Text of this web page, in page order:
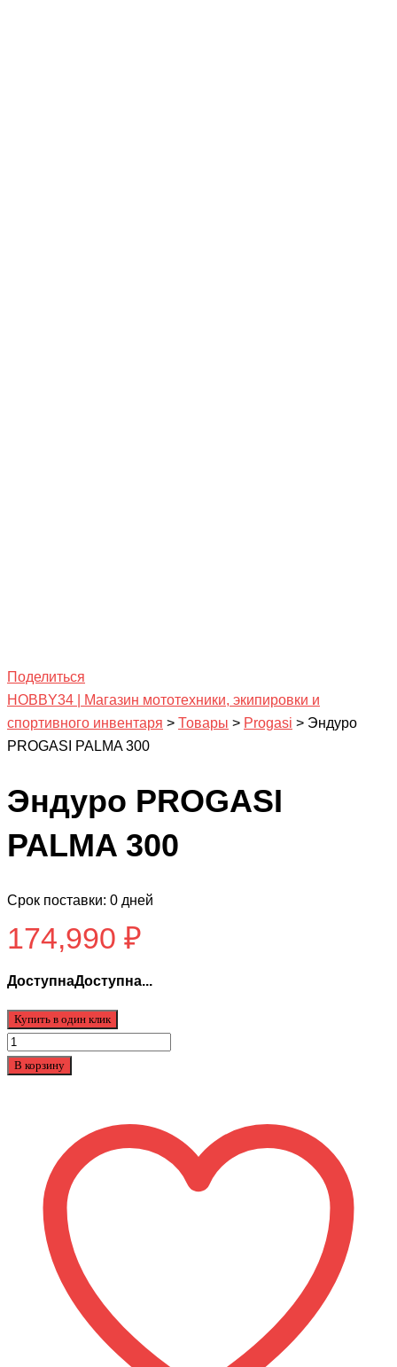
Поделиться
HOBBY34 | Магазин мототехники, экипировки и
спортивного инвентаря > Товары > Progasi > Эндуро
PROGASI PALMA 300
Эндуро PROGASI
PALMA 300
Срок поставки: 0 дней
174,990 ₽
ДоступнаДоступна...
Купить в один клик
Количество
товара
В корзину